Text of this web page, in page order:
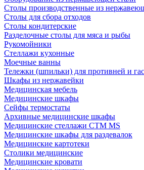
Столы производственные из
Столы для сбора отходов
Столы кондитерские
Разделочные столы для мяса и рыбы
Рукомойники
Стеллажи кухонные
Моечные ванны
Тележки (шпильки) для противней и
Шкафы из нержавейки
Медицинская мебель
Медицинские шкафы
Сейфы термостаты
Архивные медицинские шкафы
Медицинские стеллажи CTM MS
Медицинские шкафы для раздевалок
Медицинские картотеки
Столики медицинские
Медицинские кровати